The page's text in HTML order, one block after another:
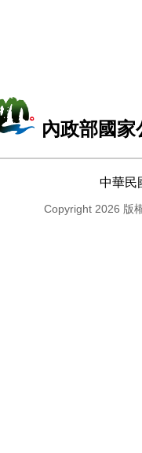
內政部國
中華民
Copyright 2026 版